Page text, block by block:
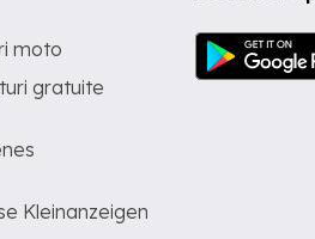
moto
gratuite
Kleinanzeigen